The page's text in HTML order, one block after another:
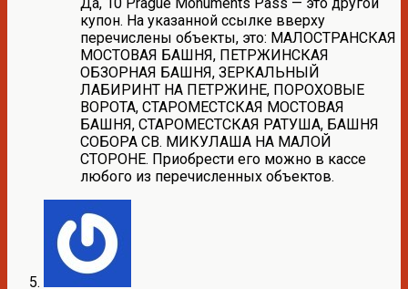
купон. На указанной ссылке вверху
перечислены объекты, это: МАЛОСТРАНСКАЯ
МОСТОВАЯ БАШНЯ, ПЕТРЖИНСКАЯ
ОБЗОРНАЯ БАШНЯ, ЗЕРКАЛЬНЫЙ
ЛАБИРИНТ НА ПЕТРЖИНЕ, ПОРОХОВЫЕ
ВОРОТА, СТАРОМЕСТСКАЯ МОСТОВАЯ
БАШНЯ, СТАРОМЕСТСКАЯ РАТУША, БАШНЯ
СОБОРА СВ. МИКУЛАША НА МАЛОЙ
СТОРОНЕ. Приобрести его можно в кассе
любого из перечисленных объектов.